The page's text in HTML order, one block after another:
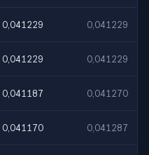
0,041229 0,041229
0,041229 0,041229
0,041187 0,041270
0,041170 0,041287